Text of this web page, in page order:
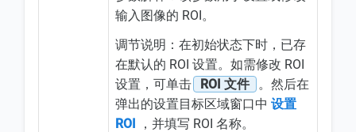
输入图像的 ROI。
调节说明：在初始状态下时，已存
在默认的 ROI 设置。如需修改 ROI
设置，可单击
ROI 文件
。然后在
弹出的设置目标区域窗口中 设置
ROI ，并填写 ROI 名称。